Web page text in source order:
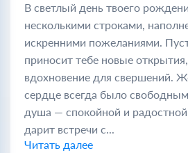
В светлый день твоего
несколькими строками,
искренними пожеланиями.
приносит тебе новые
вдохновение для свершений.
сердце всегда было
душа — спокойной и
дарит встречи с...
Читать далее